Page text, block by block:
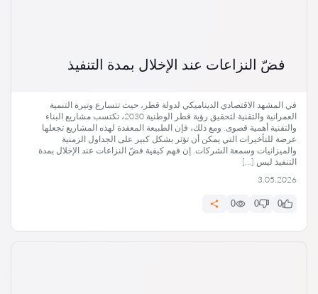
فضّ النزاعات عند الإخلال بمدة التنفيذ
في المشهد الاقتصادي الديناميكي لدولة قطر، حيث تتسارع وتيرة التنمية
العمرانية والتقنية لتحقيق رؤية قطر الوطنية 2030، تكتسب مشاريع البناء
والتقنية أهمية قصوى. ومع ذلك، فإن الطبيعة المعقدة لهذه المشاريع تجعلها
عرضة للتأخيرات التي يمكن أن تؤثر بشكل كبير على الجداول الزمنية
والميزانيات وسمعة الشركات. إن فهم كيفية فضّ النزاعات عند الإخلال بمدة
التنفيذ ليس […]
3.05.2026
0
0
0